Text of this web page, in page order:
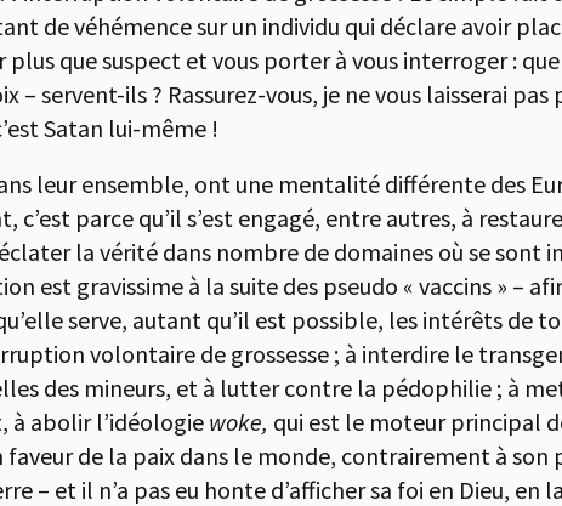
de véhémence sur un individu qui déclare avoir
plus que suspect et vous porter à vous interroger :
– servent-ils ? Rassurez-vous, je ne vous laisserai
Satan lui-même !
leur ensemble, ont une mentalité différente des
c’est parce qu’il s’est engagé, entre autres, à
la vérité dans nombre de domaines où se
est gravissime à la suite des pseudo « vaccins » –
serve, autant qu’il est possible, les intérêts de
volontaire de grossesse ; à interdire le
des mineurs, et à lutter contre la pédophilie ; à
à abolir l’idéologie woke, qui est le moteur principal
faveur de la paix dans le monde, contrairement à son
– et il n’a pas eu honte d’afficher sa foi en Dieu, en